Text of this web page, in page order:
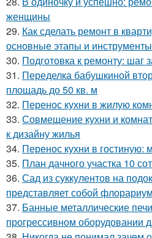
женщины
29. Как сделать ремонт в
основные этапы и инструменты
30. Подготовка к ремонту: шаг
31. Переделка бабушкиной
площадь до 50 кв. м
32. Перенос кухни в жилую
33. Совмещение кухни и
к дизайну жилья
34. Перенос кухни в гостиную:
35. План дачного участка 10
36. Сад из суккулентов на
представляет собой
37. Банные металлические
прогрессивном оборудовании